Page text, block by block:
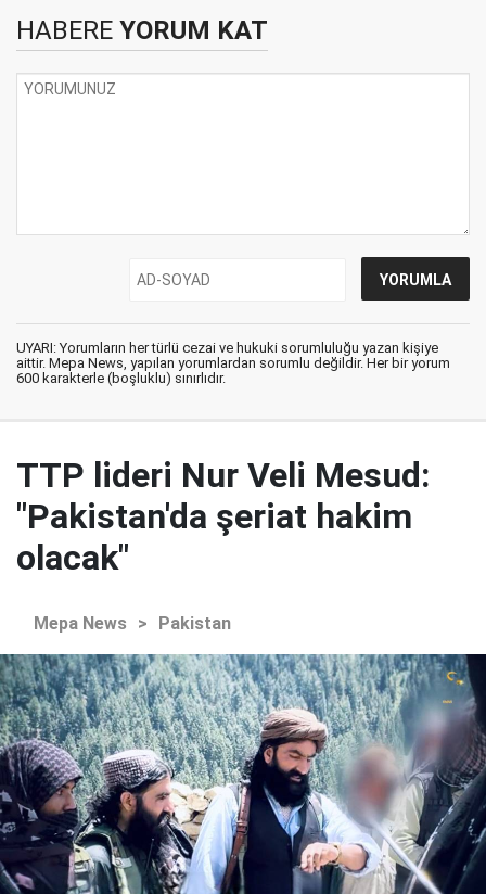
HABERE YORUM KAT
UYARI: Yorumların her türlü cezai ve hukuki sorumluluğu yazan kişiye
aittir. Mepa News, yapılan yorumlardan sorumlu değildir. Her bir yorum
600 karakterle (boşluklu) sınırlıdır.
TTP lideri Nur Veli Mesud:
"Pakistan'da şeriat hakim
olacak"
Mepa News > Pakistan